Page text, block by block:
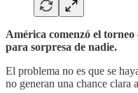
América comenzó el
para sorpresa de nadie.
El problema no es que se
no generan una chance clara